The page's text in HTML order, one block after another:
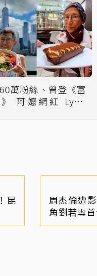
萬粉絲、曾登《富
阿嬤網紅 Lynn
昆
周杰倫遭
角劉若雪